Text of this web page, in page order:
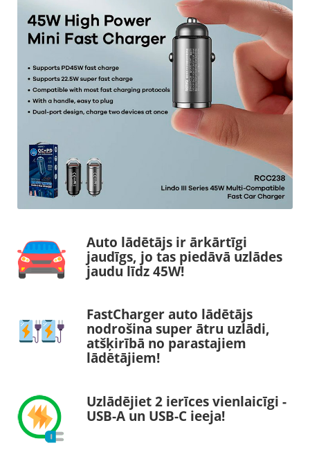
Auto lādētājs ir ārkārtīgi
jaudīgs, jo tas piedāvā uzlādes
jaudu līdz 45W!
FastCharger auto lādētājs
nodrošina super ātru uzlādi,
atšķirībā no parastajiem
lādētājiem!
Uzlādējiet 2 ierīces vienlaicīgi -
USB-A un USB-C ieeja!